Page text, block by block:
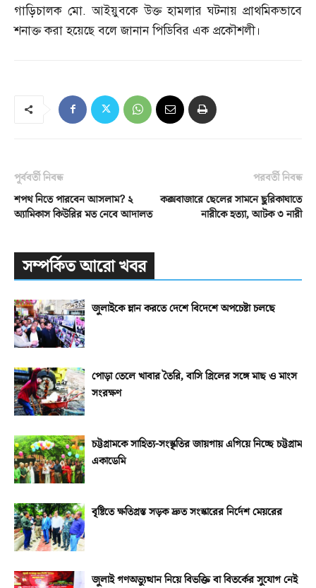
গাড়িচালক মো.আইয়ুবকে উক্ত হামলার ঘটনায় প্রাথমিকভাবে
শনাক্ত করা হয়েছে বলে জানান পিডিবির এক প্রকৌশলী।
পূর্ববর্তী নিবন্ধ
শপথ নিতে পারবেন আসলাম? ২
অ্যামিকাস কিউরির মত নেবে আদালত
পরবর্তী নিবন্ধ
কক্সবাজারে ছেলের সামনে ছুরিকাঘাতে
নারীকে হত্যা, আটক ৩ নারী
সম্পর্কিত আরো খবর
জুলাইকে ম্লান করতে দেশে বিদেশে অপচেষ্টা চলছে
পোড়া তেলে খাবার তৈরি, বাসি গ্রিলের সঙ্গে মাছ ও মাংস
সংরক্ষণ
চট্টগ্রামকে সাহিত্য-সংস্কৃতির জায়গায় এগিয়ে নিচ্ছে চট্টগ্রাম
একাডেমি
বৃষ্টিতে ক্ষতিগ্রস্ত সড়ক দ্রুত সংস্কারের নির্দেশ মেয়রের
জুলাই গণঅভ্যুত্থান নিয়ে বিভক্তি বা বিতর্কের সুযোগ নেই